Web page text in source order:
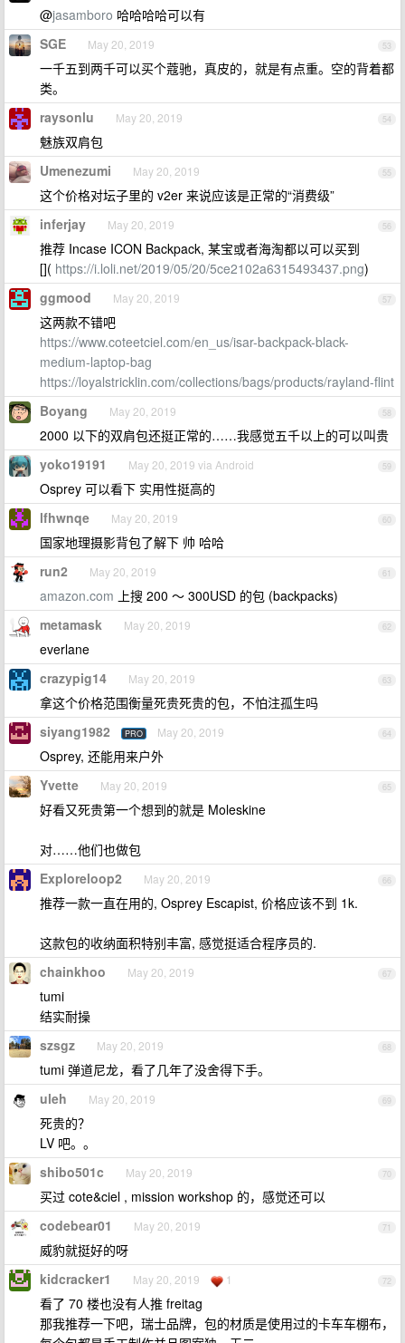
@jasamboro 哈哈哈哈可以有
53
SGE May 20, 2019
一千五到两千可以买个蔻驰，真皮的，就是有点重。空的背着都
类。
54
raysonlu May 20, 2019
魅族双肩包
55
Umenezumi May 20, 2019
这个价格对坛子里的 v2er 来说应该是正常的“消费级”
56
inferjay May 20, 2019
推荐 Incase ICON Backpack, 某宝或者海淘都以可以买到
[]( https://i.loli.net/2019/05/20/5ce2102a6315493437.png)
57
ggmood May 20, 2019
这两款不错吧
https://www.coteetciel.com/en_us/isar-backpack-black-
medium-laptop-bag
https://loyalstricklin.com/collections/bags/products/rayland-flint
58
Boyang May 20, 2019
2000 以下的双肩包还挺正常的……我感觉五千以上的可以叫贵
59
yoko19191 May 20, 2019 via Android
Osprey 可以看下 实用性挺高的
60
lfhwnqe May 20, 2019
国家地理摄影背包了解下 帅 哈哈
61
run2 May 20, 2019
amazon.com 上搜 200 ～ 300USD 的包 (backpacks)
62
metamask May 20, 2019
everlane
63
crazypig14 May 20, 2019
拿这个价格范围衡量死贵死贵的包，不怕注孤生吗
64
siyang1982 PRO May 20, 2019
Osprey, 还能用来户外
65
Yvette May 20, 2019
好看又死贵第一个想到的就是 Moleskine
对……他们也做包
66
Exploreloop2 May 20, 2019
推荐一款一直在用的, Osprey Escapist, 价格应该不到 1k.
这款包的收纳面积特别丰富, 感觉挺适合程序员的.
67
chainkhoo May 20, 2019
tumi
结实耐操
68
szsgz May 20, 2019
tumi 弹道尼龙，看了几年了没舍得下手。
69
uleh May 20, 2019
死贵的？
LV 吧。。
70
shibo501c May 20, 2019
买过 cote&ciel , mission workshop 的，感觉还可以
71
codebear01 May 20, 2019
威豹就挺好的呀
72
kidcracker1 May 20, 2019 1
看了 70 楼也没有人推 freitag
那我推荐一下吧，瑞士品牌，包的材质是使用过的卡车车棚布，